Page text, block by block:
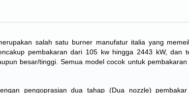
salah satu burner manufatur italia yang
pembakaran dari 105 kw hingga 2443 kW, dan
besar/tinggi. Semua model cocok untuk
pengoprasian dua tahap (Dua nozzle)